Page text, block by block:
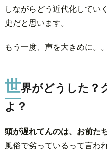
しながらどう近代化してい
史だと思います。
もう一度、声を大きめに。。
世界がどうした？
よ？
頭が遅れてんのは、お前たち
風俗で劣っているって言わ